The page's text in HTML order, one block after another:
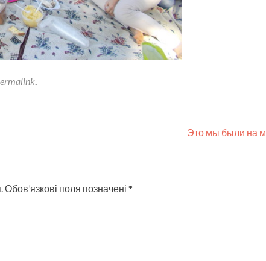
.
Это мы были на
Обов’язкові поля позначені *